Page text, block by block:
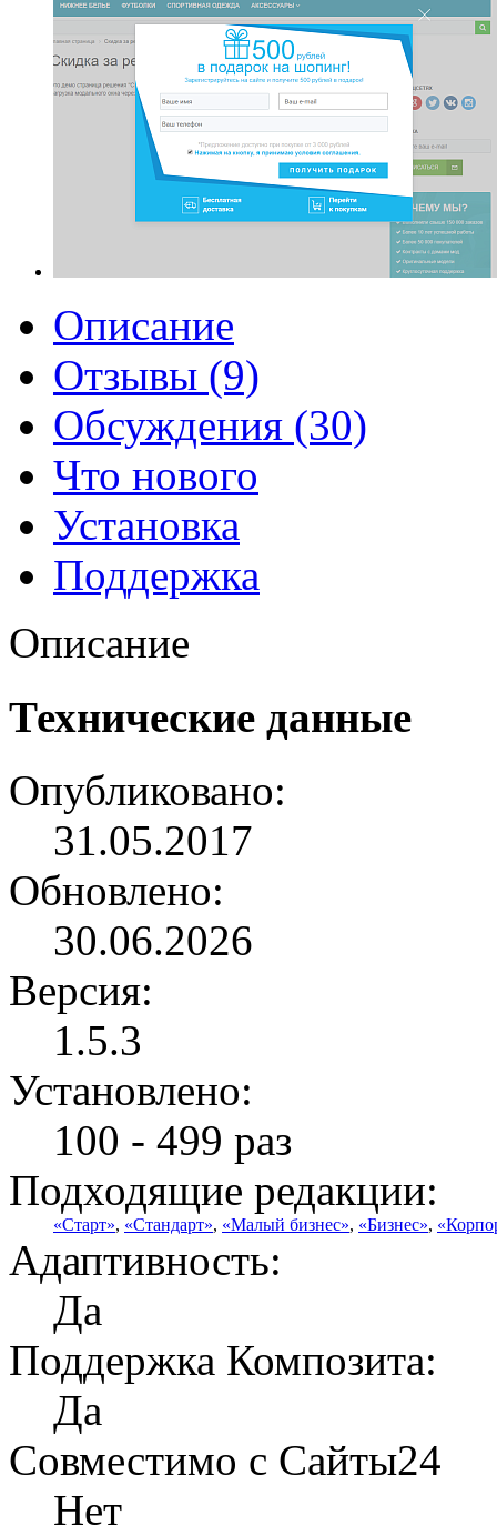
Описание
Отзывы (9)
Обсуждения (30)
Что нового
Установка
Поддержка
Описание
Технические данные
Опубликовано:
31.05.2017
Обновлено:
30.06.2026
Версия:
1.5.3
Установлено:
100 - 499 раз
Подходящие редакции:
«Старт», «Стандарт», «Малый бизнес», «Бизнес»,
Адаптивность:
Да
Поддержка Композита:
Да
Совместимо с Сайты24
Нет